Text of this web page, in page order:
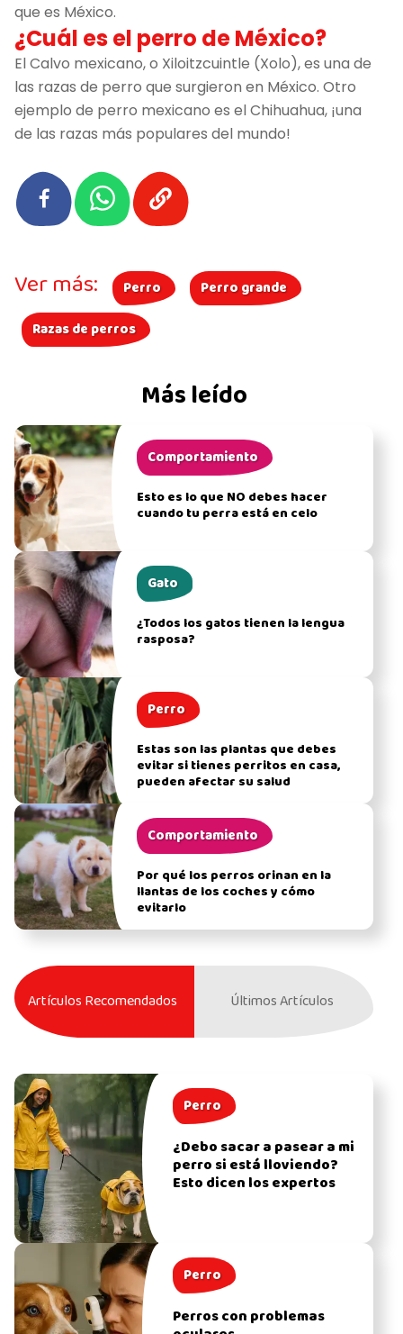
que es México.
¿Cuál es el perro de México?
El Calvo mexicano, o Xiloitzcuintle (Xolo), es una de
las razas de perro que surgieron en México. Otro
ejemplo de perro mexicano es el Chihuahua, ¡una
de las razas más populares del mundo!
Más leído
Comportamiento
Esto es lo que NO debes hacer
cuando tu perra está en celo
Gato
¿Todos los gatos tienen la lengua
rasposa?
Perro
Estas son las plantas que debes
evitar si tienes perritos en casa,
pueden afectar su salud
Comportamiento
Por qué los perros orinan en la
llantas de los coches y cómo
evitarlo
Ver más: Perro
Perro grande
Razas de perros
Artículos Recomendados Últimos Artículos
Perro
¿Debo sacar a pasear a mi
perro si está lloviendo?
Esto dicen los expertos
Perro
Perros con problemas